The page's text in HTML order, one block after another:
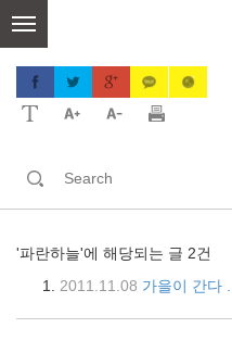
content
'파란하늘'에 해당되는 글 2건
2011.11.08 가을이 간다 ...